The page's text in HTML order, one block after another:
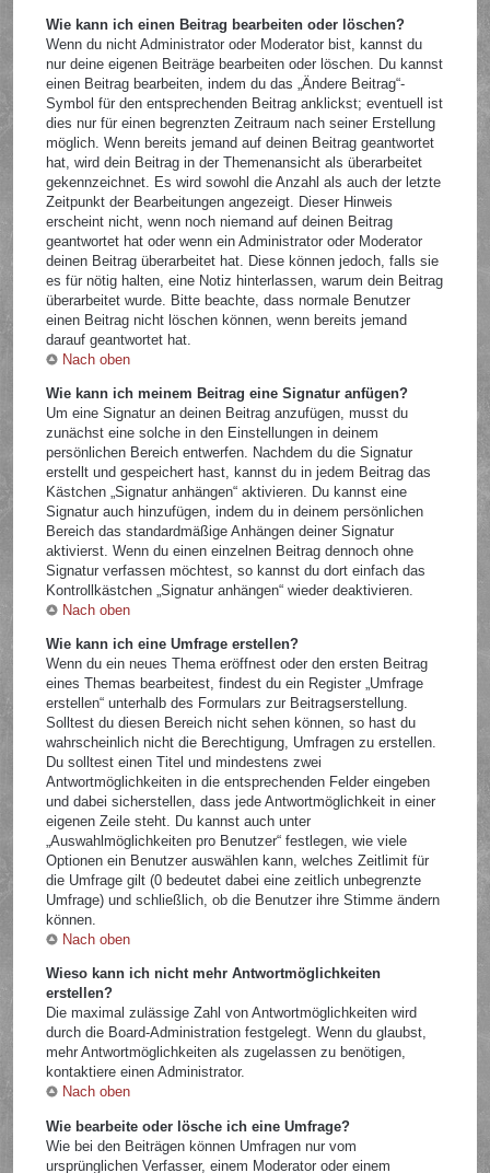
Wie kann ich einen Beitrag bearbeiten oder löschen?
Wenn du nicht Administrator oder Moderator bist, kannst du
nur deine eigenen Beiträge bearbeiten oder löschen. Du kannst
einen Beitrag bearbeiten, indem du das „Ändere Beitrag“-
Symbol für den entsprechenden Beitrag anklickst; eventuell ist
dies nur für einen begrenzten Zeitraum nach seiner Erstellung
möglich. Wenn bereits jemand auf deinen Beitrag geantwortet
hat, wird dein Beitrag in der Themenansicht als überarbeitet
gekennzeichnet. Es wird sowohl die Anzahl als auch der letzte
Zeitpunkt der Bearbeitungen angezeigt. Dieser Hinweis
erscheint nicht, wenn noch niemand auf deinen Beitrag
geantwortet hat oder wenn ein Administrator oder Moderator
deinen Beitrag überarbeitet hat. Diese können jedoch, falls sie
es für nötig halten, eine Notiz hinterlassen, warum dein Beitrag
überarbeitet wurde. Bitte beachte, dass normale Benutzer
einen Beitrag nicht löschen können, wenn bereits jemand
darauf geantwortet hat.
Nach oben
Wie kann ich meinem Beitrag eine Signatur anfügen?
Um eine Signatur an deinen Beitrag anzufügen, musst du
zunächst eine solche in den Einstellungen in deinem
persönlichen Bereich entwerfen. Nachdem du die Signatur
erstellt und gespeichert hast, kannst du in jedem Beitrag das
Kästchen „Signatur anhängen“ aktivieren. Du kannst eine
Signatur auch hinzufügen, indem du in deinem persönlichen
Bereich das standardmäßige Anhängen deiner Signatur
aktivierst. Wenn du einen einzelnen Beitrag dennoch ohne
Signatur verfassen möchtest, so kannst du dort einfach das
Kontrollkästchen „Signatur anhängen“ wieder deaktivieren.
Nach oben
Wie kann ich eine Umfrage erstellen?
Wenn du ein neues Thema eröffnest oder den ersten Beitrag
eines Themas bearbeitest, findest du ein Register „Umfrage
erstellen“ unterhalb des Formulars zur Beitragserstellung.
Solltest du diesen Bereich nicht sehen können, so hast du
wahrscheinlich nicht die Berechtigung, Umfragen zu erstellen.
Du solltest einen Titel und mindestens zwei
Antwortmöglichkeiten in die entsprechenden Felder eingeben
und dabei sicherstellen, dass jede Antwortmöglichkeit in einer
eigenen Zeile steht. Du kannst auch unter
„Auswahlmöglichkeiten pro Benutzer“ festlegen, wie viele
Optionen ein Benutzer auswählen kann, welches Zeitlimit für
die Umfrage gilt (0 bedeutet dabei eine zeitlich unbegrenzte
Umfrage) und schließlich, ob die Benutzer ihre Stimme ändern
können.
Nach oben
Wieso kann ich nicht mehr Antwortmöglichkeiten
erstellen?
Die maximal zulässige Zahl von Antwortmöglichkeiten wird
durch die Board-Administration festgelegt. Wenn du glaubst,
mehr Antwortmöglichkeiten als zugelassen zu benötigen,
kontaktiere einen Administrator.
Nach oben
Wie bearbeite oder lösche ich eine Umfrage?
Wie bei den Beiträgen können Umfragen nur vom
ursprünglichen Verfasser, einem Moderator oder einem